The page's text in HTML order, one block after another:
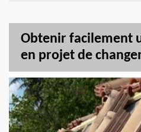
Obtenir facilement
en projet de